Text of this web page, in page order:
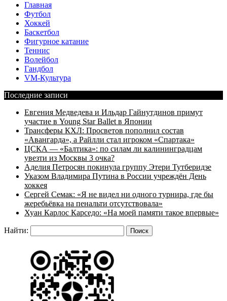
Главная
Футбол
Хоккей
Баскетбол
Фигурное катание
Теннис
Волейбол
Гандбол
VM-Культура
Последние записи
Евгения Медведева и Ильдар Гайнутдинов примут
участие в Young Star Ballet в Японии
Трансферы КХЛ: Просветов пополнил состав
«Авангарда», а Райлли стал игроком «Спартака»
ЦСКА — «Балтика»: по силам ли калининградцам
увезти из Москвы 3 очка?
Аделия Петросян покинула группу Этери Тутберидзе
Указом Владимира Путина в России учреждён День
хоккея
Сергей Семак: «Я не видел ни одного турнира, где бы
жеребьёвка на пенальти отсутствовала»
Хуан Карлос Карседо: «На моей памяти такое впервые»
Найти: